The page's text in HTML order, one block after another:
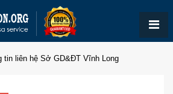
tin liên hệ Sở GD&ĐT Vĩnh Long